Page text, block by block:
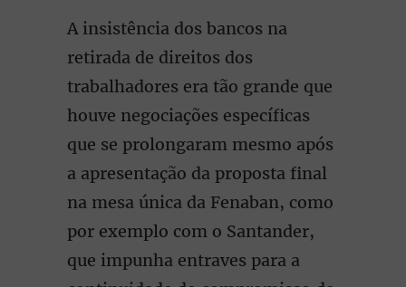
A insistência dos bancos na
retirada de direitos dos
trabalhadores era tão grande que
houve negociações específicas
que se prolongaram mesmo após
a apresentação da proposta final
na mesa única da Fenaban, como
por exemplo com o Santander,
que impunha entraves para a